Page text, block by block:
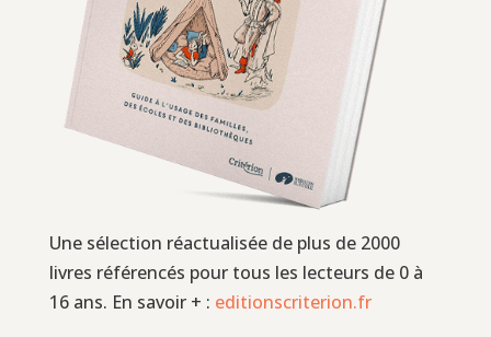
Une sélection réactualisée de plus de 2000
livres référencés pour tous les lecteurs de 0 à
16 ans. En savoir + : editionscriterion.fr